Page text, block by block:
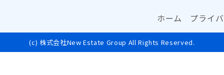
ホーム プライ
(c) 株式会社New Estate Group All Rights Reserved.